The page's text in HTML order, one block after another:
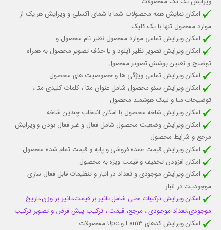
امکان نمایش همه محصولات شما با شمای اکسلی و ویرایش هر یک از
موارد محصول تنها با یک کلیک
امکان ویرایش تمامی موارد محصول نظیر نام محصول و ...
امکان ویرایش تصویر نظیر آپلود و یا حذف تصویر محصول به همراه
توضیح و تعیین پوشش تصویر محصول
امکان ویرایش تمامی ویژگی ها و خصوصیت های محصول
امکان ویرایش سئو محصول شامل عنوان متا ، کلمات کلیدی متا ،
توضیحات متا و لینک هوشمند محصول
امکان ویرایش شاخه محصول با امکان انتخاب چندین شاخه
امکان ویرایش وضعیت محصول شامل فعال و غیر فعال بودن و ویرایش
مرجع و شرایط محصول
امکان ویرایش قیمت عمده فروشی و پایه و قیمت تمام شده محصول
امکان افزودن تخفیف و قیمت ویژه به محصول
امکانویرایش موجودی و تعداد در انبار و تنظیمات قابل فعال سازی
موجودیت در انبار
امکان ویرایش ترکیبات حتی شامل تاثیر بر قیمت،تاثیر بر وزن،تاریخ
موجودی،تعداد موجودی ، مرجع، قیمت ، ترکیب پیش فرض و تصویر ترکیب
امکان ویرایش کدهای Ean13 و Upc محصولات